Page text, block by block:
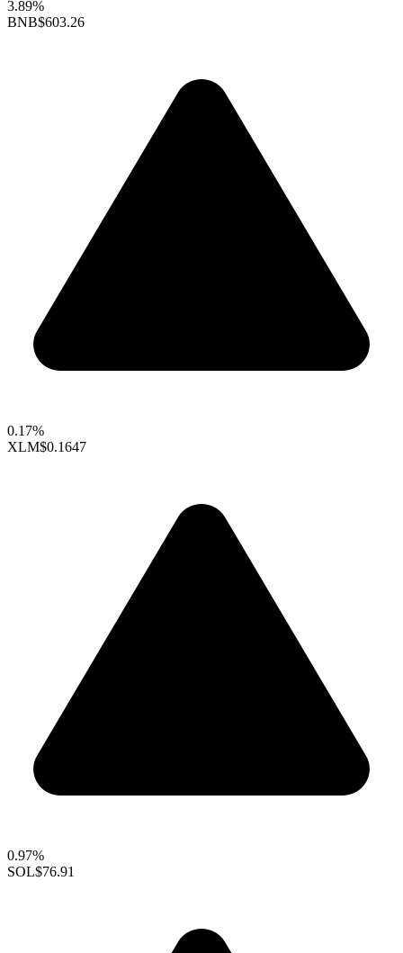
3.89%
BNB$603.26
0.17%
XLM$0.1647
0.97%
SOL$76.91